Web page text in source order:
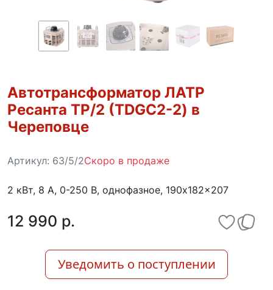
Автотрансформатор ЛАТР
Ресанта ТР/2 (TDGC2-2) в
Череповце
Артикул: 63/5/2Скоро в продаже
2 кВт, 8 А, 0-250 В, однофазное, 190x182x207
12 990 p.
Уведомить о поступлении